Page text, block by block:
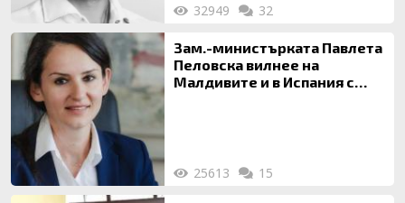
32949 32
Зам.-министърката Павлета
Пеловска вилнее на
Малдивите и в Испания с
25613 15